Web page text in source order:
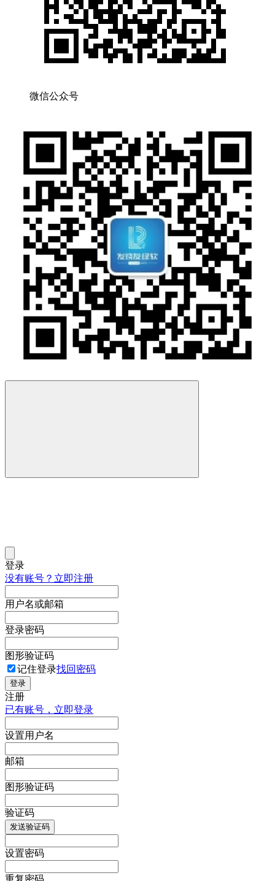
微信公众号
登录
没有账号？立即注册
用户名或邮箱
登录密码
图形验证码
记住登录找回密码
登录
注册
已有账号，立即登录
设置用户名
邮箱
图形验证码
验证码
发送验证码
设置密码
重复密码